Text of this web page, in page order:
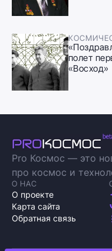
полет
«Восход»
Pro Космос — это
про космос и
О НАС
О проекте
Карта сайта
Обратная связь